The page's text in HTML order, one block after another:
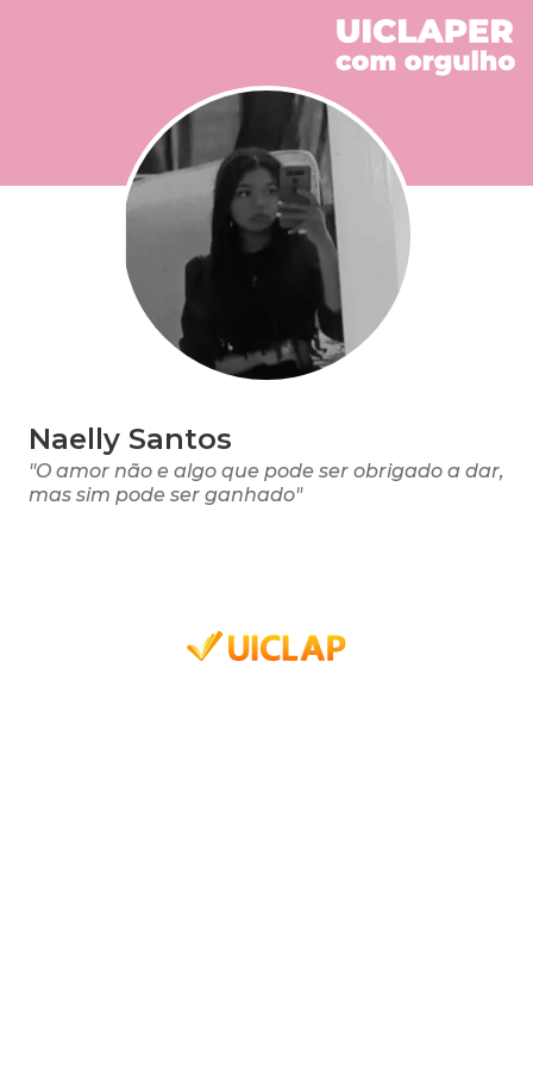
Naelly Santos
"O amor não e algo que pode ser obrigado a dar,
mas sim pode ser ganhado"